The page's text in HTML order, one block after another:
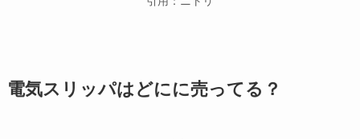
電気スリッパはどにに売ってる？